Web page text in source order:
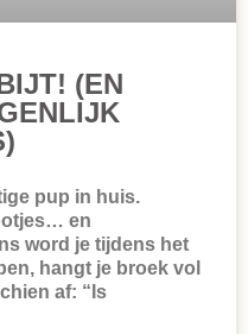
(EN
pup in huis.
en
word je tijdens het
hangt je broek vol
af: “Is